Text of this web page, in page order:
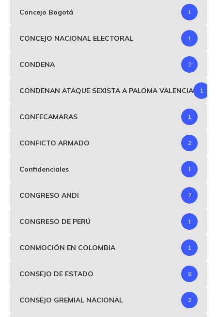
Concejo Bogotá 1
CONCEJO NACIONAL ELECTORAL 1
CONDENA 2
CONDENAN ATAQUE SEXISTA A PALOMA VALENCIA 1
CONFECAMARAS 1
CONFICTO ARMADO 2
Confidenciales 1
CONGRESO ANDI 2
CONGRESO DE PERÚ 1
CONMOCIÓN EN COLOMBIA 1
CONSEJO DE ESTADO 8
CONSEJO GREMIAL NACIONAL 2